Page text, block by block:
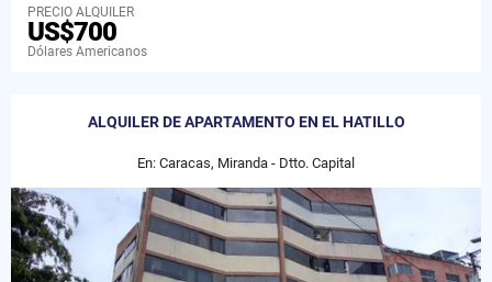
PRECIO ALQUILER
US$700
Dólares Americanos
ALQUILER DE APARTAMENTO EN EL HATILLO
En: Caracas, Miranda - Dtto. Capital